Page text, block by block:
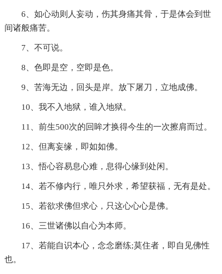
6、如心动则人妄动，伤其身痛其骨，于是体会到世
间诸般痛苦。
7、不可说。
8、色即是空，空即是色。
9、苦海无边，回头是岸。放下屠刀，立地成佛。
10、我不入地狱，谁入地狱。
11、前生500次的回眸才换得今生的一次擦肩而过。
12、但离妄缘，即如如佛。
13、悟心容易息心难，息得心缘到处闲。
14、若不修内行，唯只外求，希望获福，无有是处。
15、若欲求佛但求心，只这心心心是佛。
16、三世诸佛以自心为本师。
17、若能自识本心，念念磨练;莫住者，即自见佛性
也。